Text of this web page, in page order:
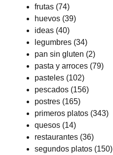
frutas (74)
huevos (39)
ideas (40)
legumbres (34)
pan sin gluten (2)
pasta y arroces (79)
pasteles (102)
pescados (156)
postres (165)
primeros platos (343)
quesos (14)
restaurantes (36)
segundos platos (150)